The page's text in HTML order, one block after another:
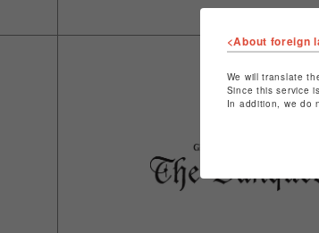
<About foreign
We will translate
Since this service
In addition, we do